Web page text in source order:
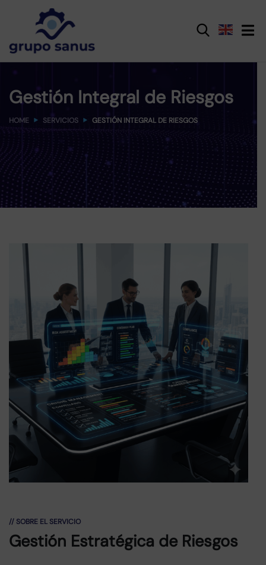
Gestión Integral de Riesgos
HOME SERVICIOS GESTIÓN INTEGRAL DE RIESGOS
// SOBRE EL SERVICIO
Gestión Estratégica de Riesgos